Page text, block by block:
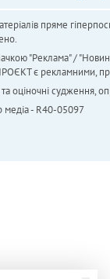
пряме
"Реклама" /
є рекламними,
оціночні
медіа - R40-05097